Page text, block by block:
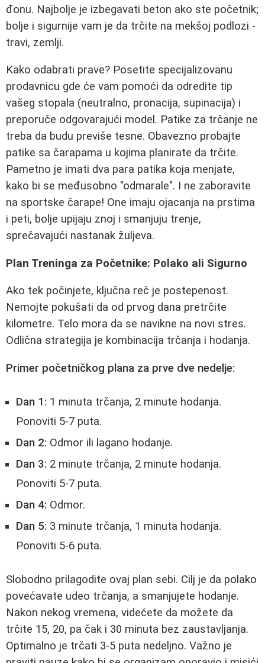
đonu. Najbolje je izbegavati beton ako ste početnik;
bolje i sigurnije vam je da trčite na mekšoj podlozi -
travi, zemlji.
Kako odabrati prave? Posetite specijalizovanu
prodavnicu gde će vam pomoći da odredite tip
vašeg stopala (neutralno, pronacija, supinacija) i
preporuče odgovarajući model. Patike za trčanje ne
treba da budu previše tesne. Obavezno probajte
patike sa čarapama u kojima planirate da trčite.
Pametno je imati dva para patika koja menjate,
kako bi se međusobno "odmarale". I ne zaboravite
na sportske čarape! One imaju ojacanja na prstima
i peti, bolje upijaju znoj i smanjuju trenje,
sprečavajući nastanak žuljeva.
Plan Treninga za Početnike: Polako ali Sigurno
Ako tek počinjete, ključna reč je postepenost.
Nemojte pokušati da od prvog dana pretrčite
kilometre. Telo mora da se navikne na novi stres.
Odlična strategija je kombinacija trčanja i hodanja.
Primer početničkog plana za prve dve nedelje:
Dan 1: 1 minuta trčanja, 2 minute hodanja.
Ponoviti 5-7 puta.
Dan 2: Odmor ili lagano hodanje.
Dan 3: 2 minute trčanja, 2 minute hodanja.
Ponoviti 5-7 puta.
Dan 4: Odmor.
Dan 5: 3 minute trčanja, 1 minuta hodanja.
Ponoviti 5-6 puta.
Slobodno prilagodite ovaj plan sebi. Cilj je da polako
povećavate udeo trčanja, a smanjujete hodanje.
Nakon nekog vremena, videćete da možete da
trčite 15, 20, pa čak i 30 minuta bez zaustavljanja.
Optimalno je trčati 3-5 puta nedeljno. Važno je